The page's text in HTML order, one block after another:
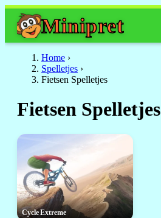
Minipret
Home ›
Spelletjes ›
Fietsen Spelletjes
Fietsen Spelletjes
Cycle Extreme